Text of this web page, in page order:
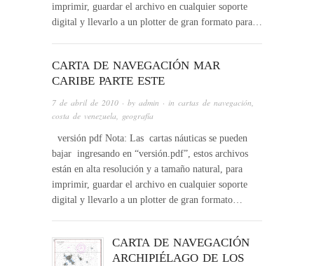
imprimir, guardar el archivo en cualquier soporte
digital y llevarlo a un plotter de gran formato para…
CARTA DE NAVEGACIÓN MAR
CARIBE PARTE ESTE
7 de abril de 2010 · by admin · in cartas de navegación
costa de venezuela
geografía
versión pdf Nota: Las cartas náuticas se pueden
bajar ingresando en “versión.pdf”, estos archivos
están en alta resolución y a tamaño natural, para
imprimir, guardar el archivo en cualquier soporte
digital y llevarlo a un plotter de gran formato…
CARTA DE NAVEGACIÓN
ARCHIPIÉLAGO DE LOS